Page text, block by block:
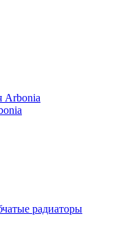
Arbonia
радиаторы